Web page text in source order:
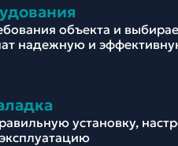
объекта и
надежную и
установку,